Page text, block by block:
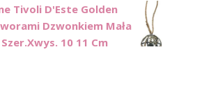
Tivoli D'Este Golden
Dzwonkiem Mała
10 11 Cm